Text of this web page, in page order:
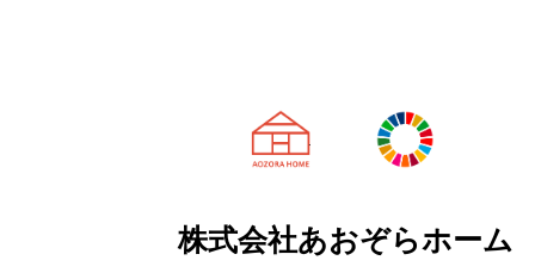
天理市の注文
株式会社あおぞらホーム